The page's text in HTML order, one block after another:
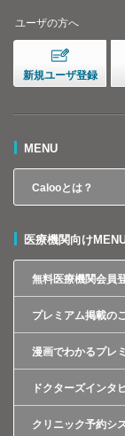
ユーザの方へ
新規ユーザ登録
MENU
Calooとは？
医療機関向け
無料医療機関会員
プレミアム掲載の
漫画でわかるプレ
ドクターズインタ
クリニック予約シ